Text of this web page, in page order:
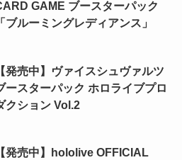
GAME ブースターパック
「ブルーミングレディアンス」
【発売中】ヴァイスシュヴァルツ
ースターパック ホロライブプロ
クション Vol.2
【発売中】hololive OFFICIAL